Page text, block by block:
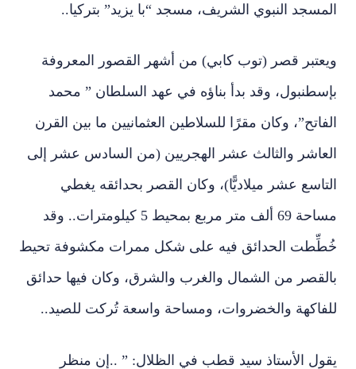
المسجد النبوي الشريف، مسجد “با يزيد” بتركيا..
ويعتبر قصر (توب كابي) من أشهر القصور المعروفة
بإسطنبول، وقد بدأ بناؤه في عهد السلطان ” محمد
الفاتح”، وكان مقرًا للسلاطين العثمانيين ما بين القرن
العاشر والثالث عشر الهجريين (من السادس عشر إلى
التاسع عشر ميلاديًّا)، وكان القصر بحدائقه يغطي
مساحة 69 ألف متر مربع بمحيط 5 كيلومترات.. وقد
خُطِّطت الحدائق فيه على شكل ممرات مكشوفة تحيط
بالقصر من الشمال والغرب والشرق، وكان فيها حدائق
للفاكهة والخضروات، ومساحة واسعة تُركت للصيد..
يقول الأستاذ سيد قطب في الظلال: ” ..إن منظر